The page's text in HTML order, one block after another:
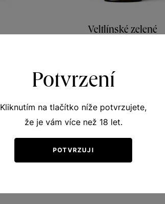
Veltlínské zelené
Šarže 4322
190
Potvrzení
Kliknutím na tlačítko níže potvrzujete,
že je vám více než 18 let.
POTVRZUJI